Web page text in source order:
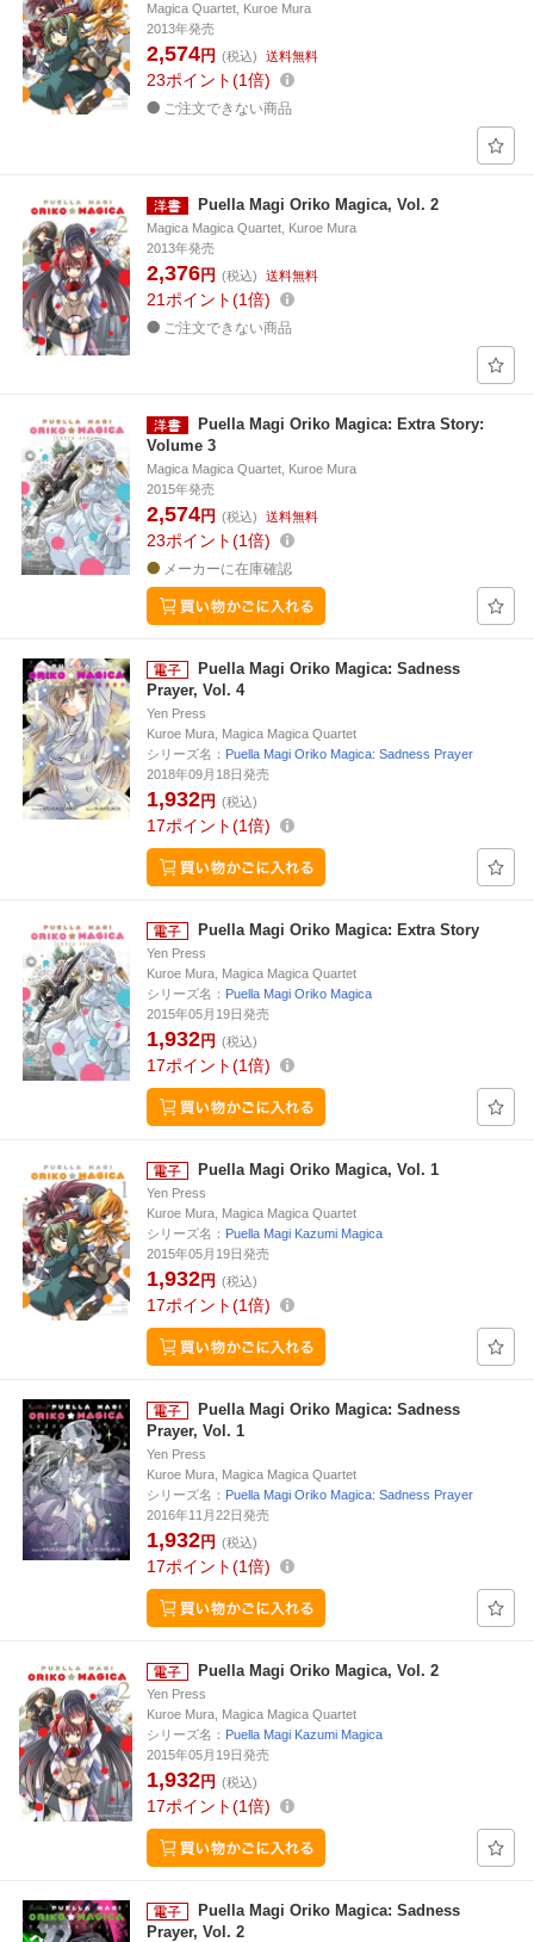
Magica Quartet, Kuroe Mura
2013年発売
2,574円 (税込) 送料無料
23ポイント 1倍
ご注文できない商品
Puella Magi Oriko Magica, Vol. 2
Magica Magica Quartet, Kuroe Mura
2013年発売
2,376円 (税込) 送料無料
21 ポイント 1倍
ご注文できない商品
Puella Magi Oriko Magica: Extra Story:
Volume 3
Magica Magica Quartet, Kuroe Mura
2015年発売
2,574円 (税込) 送料無料
23ポイント 1倍
メーカーに在庫確認
Puella Magi Oriko Magica: Sadness
Prayer, Vol. 4
Yen Press
Kuroe Mura, Magica Magica Quartet
シリーズ名： Puella Magi Oriko Magica: Sadness Prayer
2018年09月18日発売
1,932円 (税込)
17ポイント 1倍
Puella Magi Oriko Magica: Extra Story
Yen Press
Kuroe Mura, Magica Magica Quartet
シリーズ名： Puella Magi Oriko Magica
2015年05月19日発売
1,932円 (税込)
17ポイント 1倍
Puella Magi Oriko Magica, Vol. 1
Yen Press
Kuroe Mura, Magica Magica Quartet
シリーズ名： Puella Magi Kazumi Magica
2015年05月19日発売
1,932円 (税込)
17ポイント 1倍
Puella Magi Oriko Magica: Sadness
Prayer, Vol. 1
Yen Press
Kuroe Mura, Magica Magica Quartet
シリーズ名： Puella Magi Oriko Magica: Sadness Prayer
2016年11月22日発売
1,932円 (税込)
17ポイント 1倍
Puella Magi Oriko Magica, Vol. 2
Yen Press
Kuroe Mura, Magica Magica Quartet
シリーズ名： Puella Magi Kazumi Magica
2015年05月19日発売
1,932円 (税込)
17ポイント 1倍
Puella Magi Oriko Magica: Sadness
Prayer, Vol. 2